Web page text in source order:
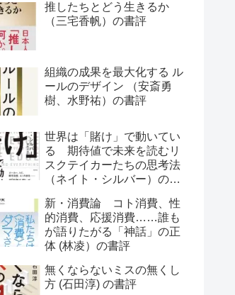
推したちとどう生きるか
（三宅香帆）の書評
組織の成果を最大化する ル
ールのデザイン （安斎勇
樹、水野祐）の書評
世界は「賭け」で動いてい
る 期待値で未来を読むリ
スクテイカーたちの思考法
（ネイト・シルバー）の書
新・消費論 コト消費、性
的消費、応援消費……誰も
が語りたがる「神話」の正
体 (林凌）の書評
無くならないミスの無くし
方 (石田淳) の書評